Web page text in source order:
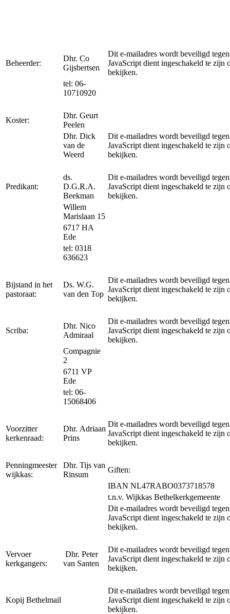
Beheerder:
Dhr. Co
Gijsbertsen
Dit e-mailadres wordt beveiligd
JavaScript dient ingeschakeld te zijn
bekijken.
tel: 06-
10710920
Koster:
Dhr. Geurt
Peelen
Dhr. Dick
van de
Weerd
Dit e-mailadres wordt beveiligd
JavaScript dient ingeschakeld te zijn
bekijken.
Predikant:
ds.
D.G.R.A.
Beekman
Dit e-mailadres wordt beveiligd
JavaScript dient ingeschakeld te zijn
bekijken.
Willem
Marislaan 15
6717 HA
Ede
tel: 0318
636623
Bijstand in het
pastoraat:
Ds. W.G.
van den Top
Dit e-mailadres wordt beveiligd
JavaScript dient ingeschakeld te zijn
bekijken.
Scriba:
Dhr. Nico
Admiraal
Dit e-mailadres wordt beveiligd
JavaScript dient ingeschakeld te zijn
bekijken.
Compagnie
2
6711 VP
Ede
tel: 06-
15068406
Voorzitter
kerkenraad:
Dhr. Adriaan
Prins
Dit e-mailadres wordt beveiligd
JavaScript dient ingeschakeld te zijn
bekijken.
Penningmeester
wijkkas:
Dhr. Tijs van
Rinsum
Giften:
IBAN NL47RABO0373718578
t.n.v. Wijkkas Bethelkerkgemeente
Dit e-mailadres wordt beveiligd
JavaScript dient ingeschakeld te zijn
bekijken.
Vervoer
kerkgangers:
Dhr. Peter
van Santen
Dit e-mailadres wordt beveiligd
JavaScript dient ingeschakeld te zijn
bekijken.
Kopij Bethelmail
Dit e-mailadres wordt beveiligd
JavaScript dient ingeschakeld te zijn
bekijken.